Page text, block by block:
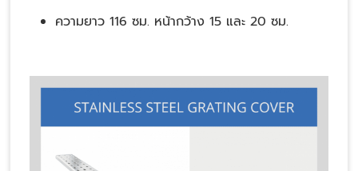
ความยาว 116 ซม. หน้ากว้าง 15 และ 20 ซม.